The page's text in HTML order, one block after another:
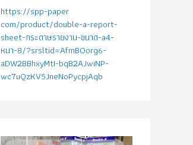
https://spp-paper
com/product/double-a-report-
sheet-กระดาษรายงาน-ขนาด-a4-
หนา-8/?srsltid=AfmBOorg6-
aDW2BBhxyMtI-bqB2AJwiNP-
wc7uQzKV5JneNoPycpjAqb